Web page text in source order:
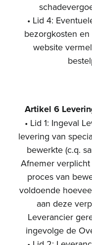
• Lid 4:
bezorgkosten
website
Artikel 6
• Lid 1: Ingeval
levering van
bewerkte (c.q.
Afnemer
proces van
voldoende
aan deze
Leverancier
ingevolge de